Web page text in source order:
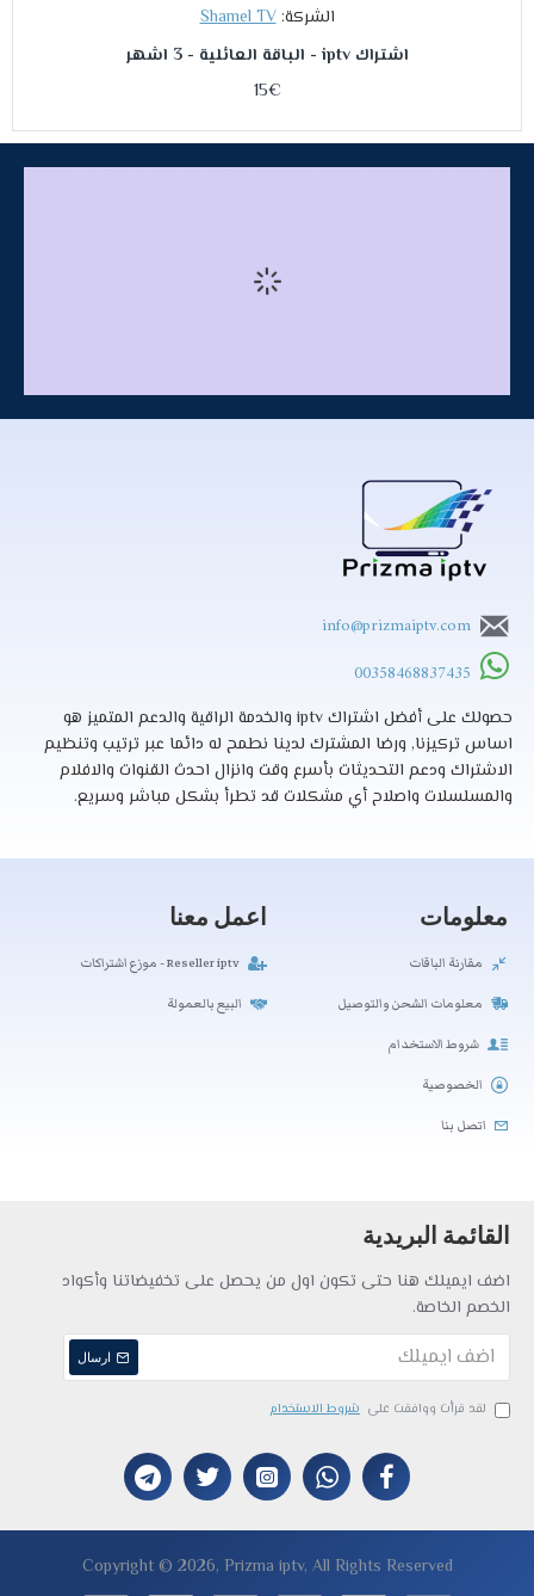
الشركة: Shamel TV
اشتراك iptv - الباقة العائلية - 3 اشهر
15€
info@prizmaiptv.com
00358468837435
حصولك على أفضل اشتراك iptv والخدمة الراقية والدعم المتميز هو
اساس تركيزنا, ورضا المشترك لدينا نطمح له دائما عبر ترتيب وتنظيم
الاشتراك ودعم التحديثات بأسرع وقت وانزال احدث القنوات والافلام
والمسلسلات واصلاح أي مشكلات قد تطرأ بشكل مباشر وسريع.
معلومات
مقارنة الباقات
معلومات الشحن والتوصيل
شروط الاستخدام
الخصوصية
اتصل بنا
اعمل معنا
Reseller iptv - موزع اشتراكات
البيع بالعمولة
القائمة البريدية
اضف ايميلك هنا حتى تكون اول من يحصل على تخفيضاتنا وأكواد
الخصم الخاصة.
ارسال
لقد قرأت ووافقت على شروط الاستخدام
Copyright © 2026, Prizma iptv, All Rights Reserved